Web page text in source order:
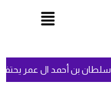
سلطان بن أحمد ال عمر